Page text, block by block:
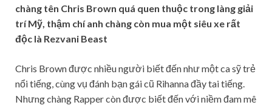
chàng tên Chris Brown quá quen thuộc trong làng giải
trí Mỹ, thậm chí anh chàng còn mua một siêu xe rất
độc là Rezvani Beast
Chris Brown được nhiều người biết đến như một ca sỹ trẻ
nổi tiếng, cùng vụ đánh bạn gái cũ Rihanna đầy tai tiếng.
Nhưng chàng Rapper còn được biết đến với niềm đam mê